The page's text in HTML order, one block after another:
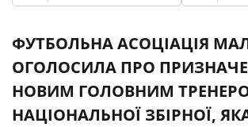
ФУТБОЛЬНА АСОЦІАЦІЯ
ОГОЛОСИЛА ПРО
НОВИМ ГОЛОВНИМ
НАЦІОНАЛЬНОЇ ЗБІРНОЇ,